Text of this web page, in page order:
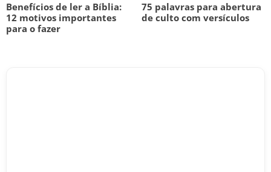
Benefícios de ler a Bíblia:
12 motivos importantes
para o fazer
75 palavras para abertura
de culto com versículos